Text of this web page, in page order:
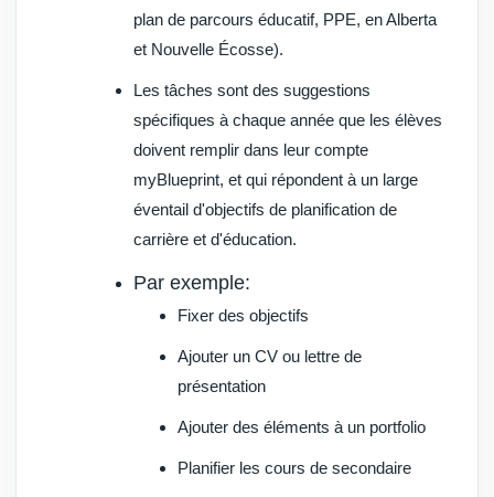
plan de parcours éducatif, PPE, en Alberta
et Nouvelle Écosse).
Les tâches sont des suggestions
spécifiques à chaque année que les élèves
doivent remplir dans leur compte
myBlueprint, et qui répondent à un large
éventail d'objectifs de planification de
carrière et d'éducation.
Par exemple:
Fixer des objectifs
Ajouter un CV ou lettre de
présentation
Ajouter des éléments à un portfolio
Planifier les cours de secondaire